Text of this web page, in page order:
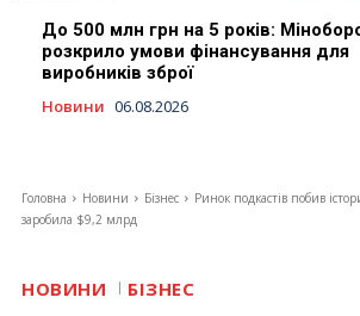
До 500 млн грн на 5 років:
розкрило умови фінансування для
виробників зброї
Новини 06.08.2026